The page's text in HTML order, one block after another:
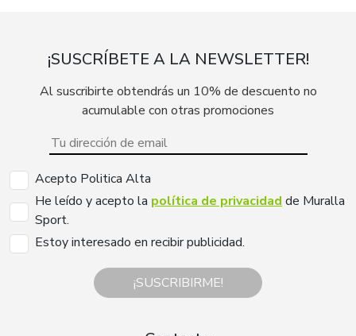
¡SUSCRÍBETE A LA NEWSLETTER!
Al suscribirte obtendrás un 10% de descuento no
acumulable con otras promociones
Acepto Politica Alta
He leído y acepto la política de privacidad de Muralla
Sport.
Estoy interesado en recibir publicidad.
¡SUSCRIBIRME!